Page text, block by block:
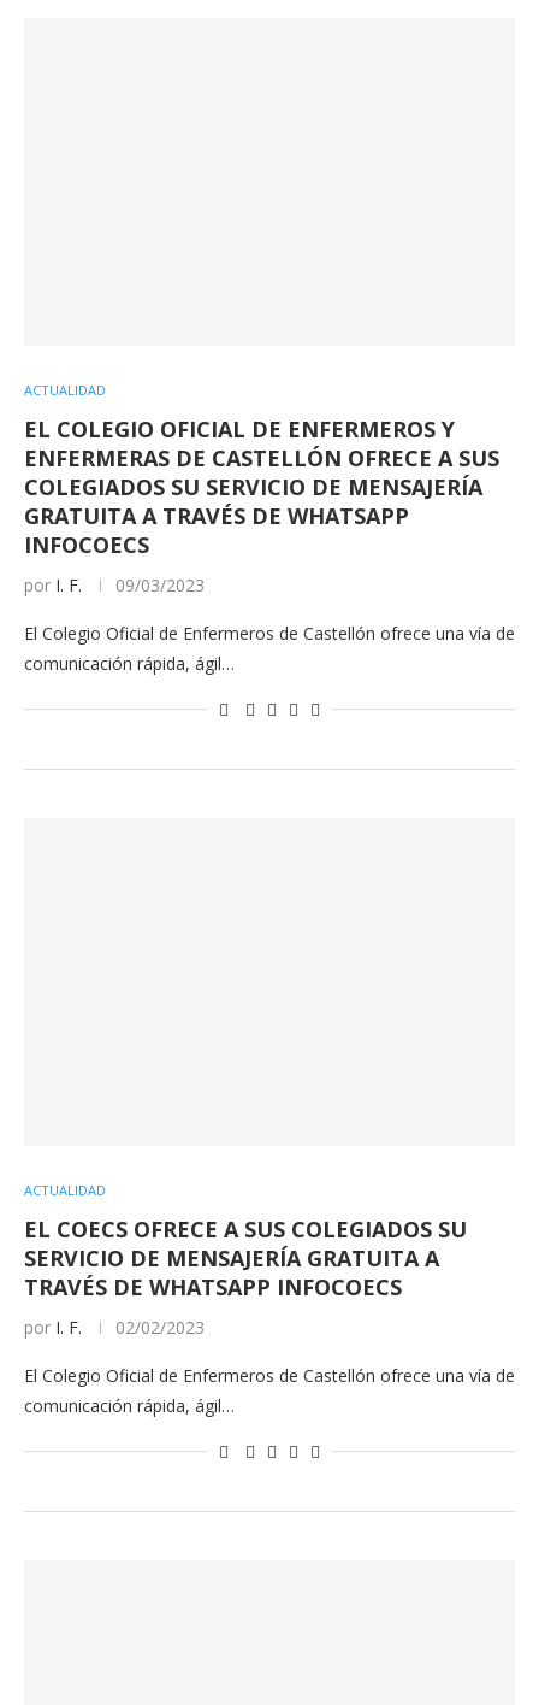
ACTUALIDAD
EL COLEGIO OFICIAL DE ENFERMEROS Y
ENFERMERAS DE CASTELLÓN OFRECE A SUS
COLEGIADOS SU SERVICIO DE MENSAJERÍA
GRATUITA A TRAVÉS DE WHATSAPP
INFOCOECS
por I. F. 09/03/2023
El Colegio Oficial de Enfermeros de Castellón ofrece una vía de
comunicación rápida, ágil…
ACTUALIDAD
EL COECS OFRECE A SUS COLEGIADOS SU
SERVICIO DE MENSAJERÍA GRATUITA A
TRAVÉS DE WHATSAPP INFOCOECS
por I. F. 02/02/2023
El Colegio Oficial de Enfermeros de Castellón ofrece una vía de
comunicación rápida, ágil…